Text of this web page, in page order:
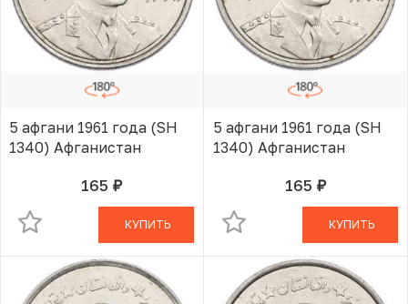
5 афгани 1961 года (SH
1340) Афганистан
165 руб.В КОРЗИНЕ
КУПИТЬ
5 афгани 1961 года (SH
1340) Афганистан
165 руб.В КОРЗИНЕ
КУПИТЬ